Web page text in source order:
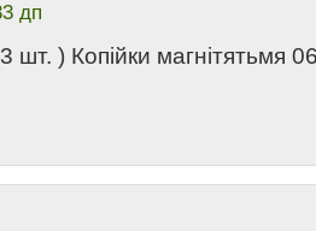
дп
шт. ) Копійки магнітятьмя